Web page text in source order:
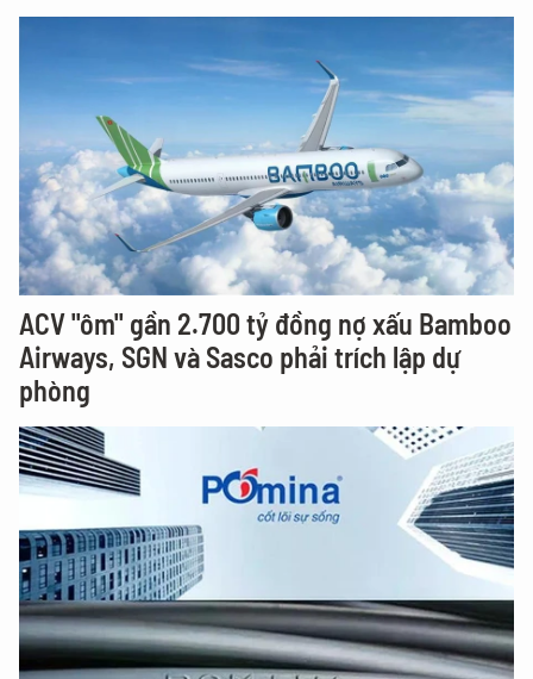
ACV "ôm" gần 2.700 tỷ đồng nợ xấu Bamboo
Airways, SGN và Sasco phải trích lập dự
phòng